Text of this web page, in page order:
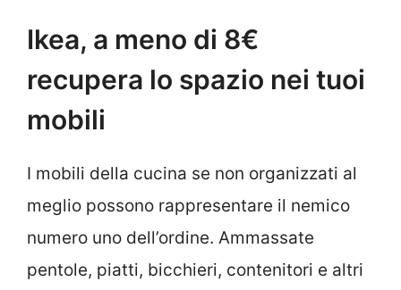
Ikea, a meno di 8€
recupera lo spazio nei tuoi
mobili
I mobili della cucina se non organizzati al
meglio possono rappresentare il nemico
numero uno dell’ordine. Ammassate
pentole, piatti, bicchieri, contenitori e altri